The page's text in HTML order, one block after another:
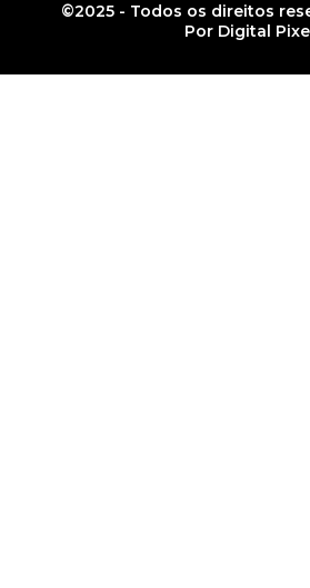
©2025 - Todos os direitos
Por Digital